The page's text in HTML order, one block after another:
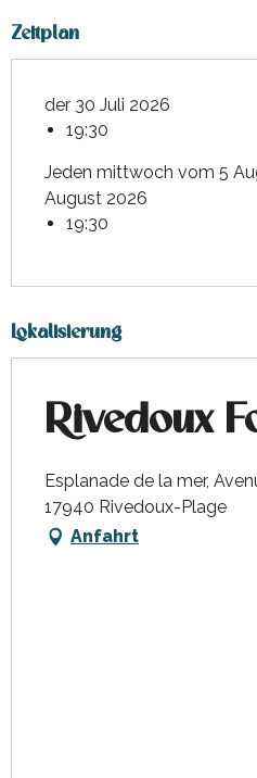
Zeitplan
der 30 Juli 2026
19:30
Jeden mittwoch vom 5
August 2026
19:30
Lokalisierung
Rivedoux
Esplanade de la mer,
17940 Rivedoux-Plage
Anfahrt